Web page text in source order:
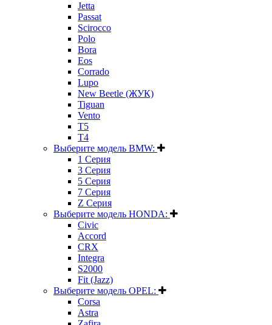
Jetta
Passat
Scirocco
Polo
Bora
Eos
Corrado
Lupo
New Beetle (ЖУК)
Tiguan
Vento
T5
T4
Выберите модель BMW:
1 Серия
3 Серия
5 Серия
7 Серия
Z Серия
Выберите модель HONDA:
Civic
Accord
CRX
Integra
S2000
Fit (Jazz)
Выберите модель OPEL:
Corsa
Astra